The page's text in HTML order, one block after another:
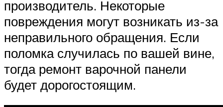
производитель. Некоторые
повреждения могут возникать из-за
неправильного обращения. Если
поломка случилась по вашей вине,
тогда ремонт варочной панели
будет дорогостоящим.